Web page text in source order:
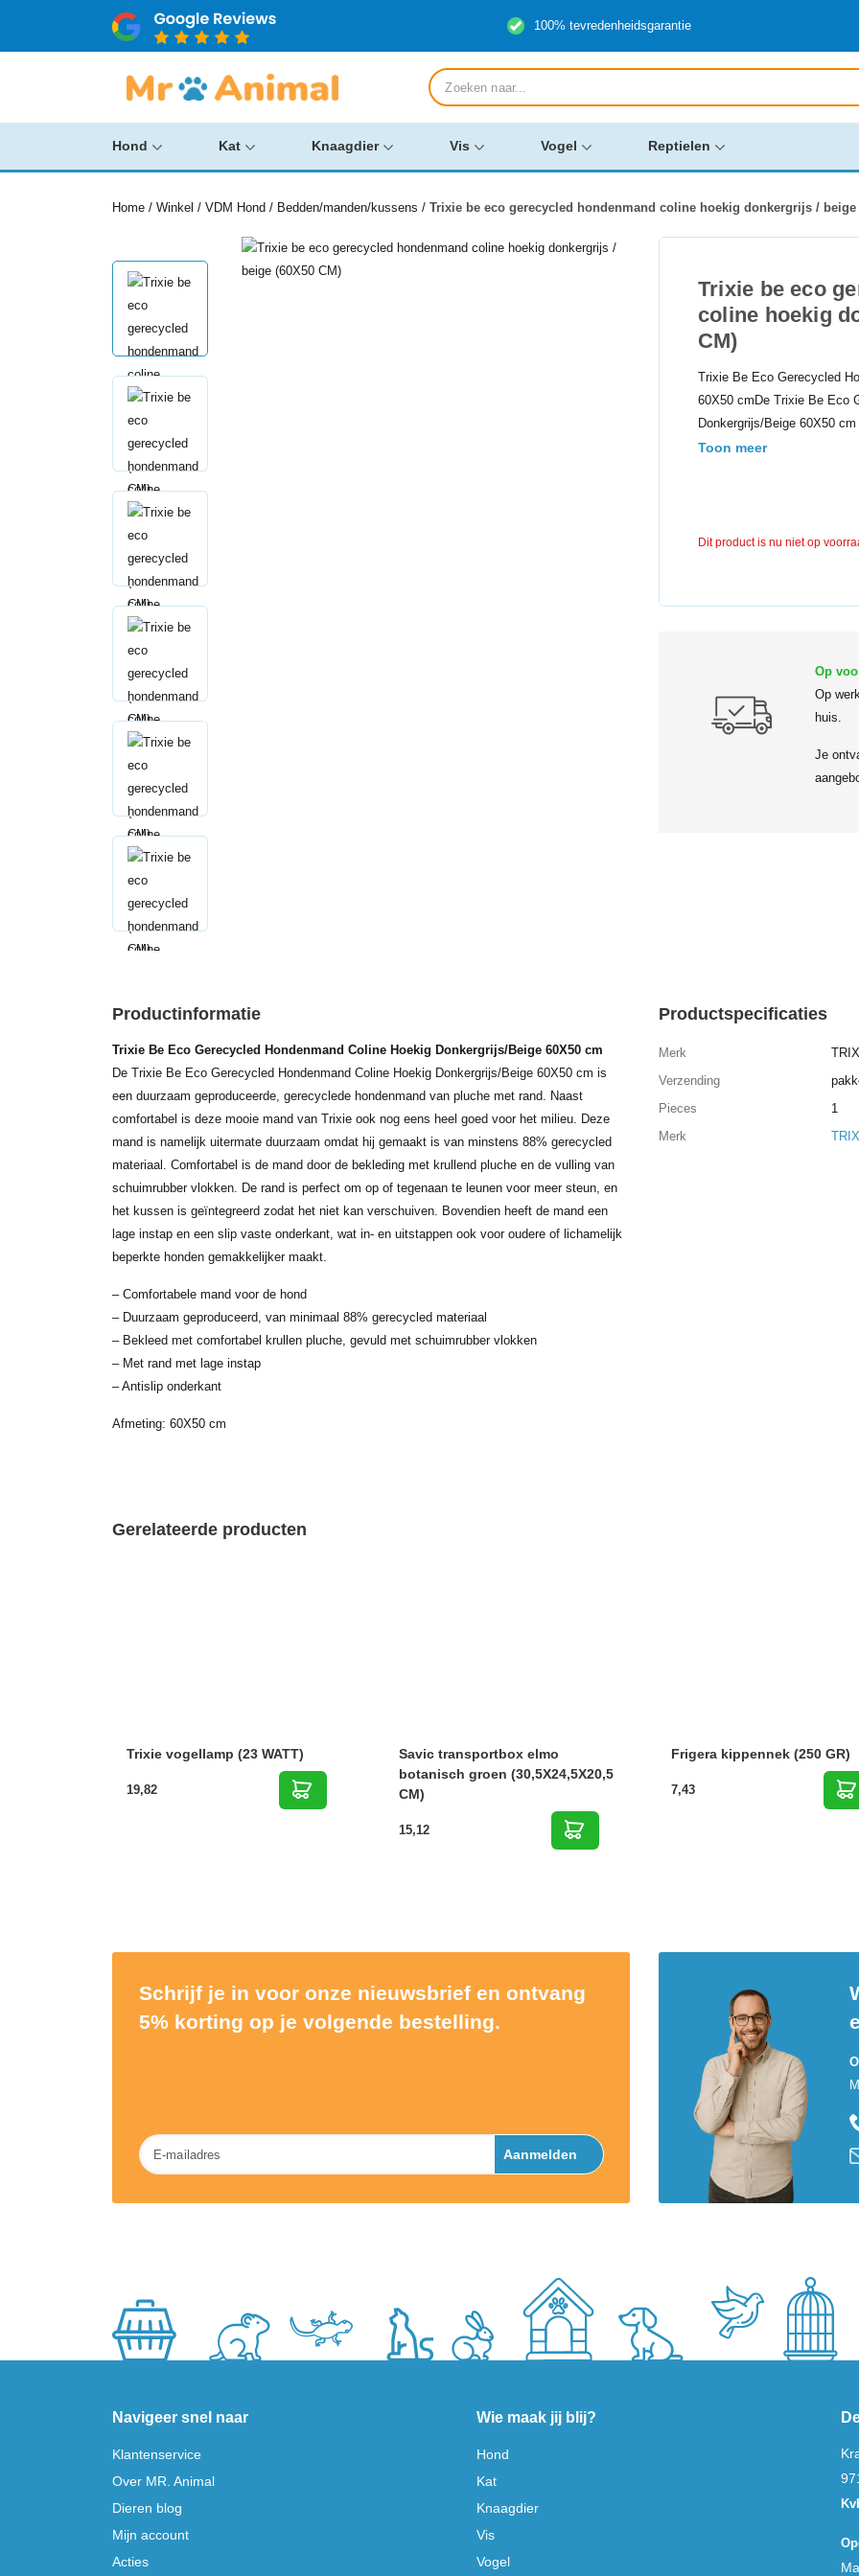
100% tevredenheidsgarantie
Producten
zoeken
Hond Kat Knaagdier Vis Vogel Reptielen
Home / Winkel / VDM Hond / Bedden/manden/kussens / Trixie be eco gerecycled hondenmand coline hoekig donkergrijs / beige
Trixie be eco
coline hoekig
CM)
Trixie Be Eco Gerecycled
60X50 cmDe Trixie Be Eco
Donkergrijs/Beige 60X50
Toon meer
Dit product is nu niet op
Op
Op
huis.
Je
Productinformatie
Trixie Be Eco Gerecycled Hondenmand Coline Hoekig Donkergrijs/Beige 60X50 cm
De Trixie Be Eco Gerecycled Hondenmand Coline Hoekig Donkergrijs/Beige 60X50 cm is
een duurzaam geproduceerde, gerecyclede hondenmand van pluche met rand. Naast
comfortabel is deze mooie mand van Trixie ook nog eens heel goed voor het milieu. Deze
mand is namelijk uitermate duurzaam omdat hij gemaakt is van minstens 88% gerecycled
materiaal. Comfortabel is de mand door de bekleding met krullend pluche en de vulling van
schuimrubber vlokken. De rand is perfect om op of tegenaan te leunen voor meer steun, en
het kussen is geïntegreerd zodat het niet kan verschuiven. Bovendien heeft de mand een
lage instap en een slip vaste onderkant, wat in- en uitstappen ook voor oudere of lichamelijk
beperkte honden gemakkelijker maakt.
– Comfortabele mand voor de hond
– Duurzaam geproduceerd, van minimaal 88% gerecycled materiaal
– Bekleed met comfortabel krullen pluche, gevuld met schuimrubber vlokken
– Met rand met lage instap
– Antislip onderkant
Afmeting: 60X50 cm
Productspecificaties
Merk
Verzending
Pieces
1
Merk
Gerelateerde producten
Trixie vogellamp (23 WATT)
19,82
Savic transportbox elmo
botanisch groen (30,5X24,5X20,5
CM)
15,12
Frigera kippennek (250 GR)
7,43
Schrijf je in voor onze nieuwsbrief en ontvang
5% korting op je volgende bestelling.
Nieuwsbrief Aanmelden
Navigeer snel naar
Klantenservice
Over MR. Animal
Dieren blog
Mijn account
Acties
Wie maak jij blij?
Hond
Kat
Knaagdier
Vis
Vogel